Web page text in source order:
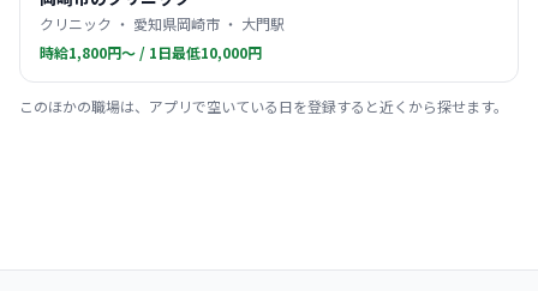
クリニック ・ 愛知県岡崎市 ・ 大門駅
時給1,800円〜 / 1日最低10,000円
このほかの職場は、アプリで空いている日を登録すると近くから探せます。